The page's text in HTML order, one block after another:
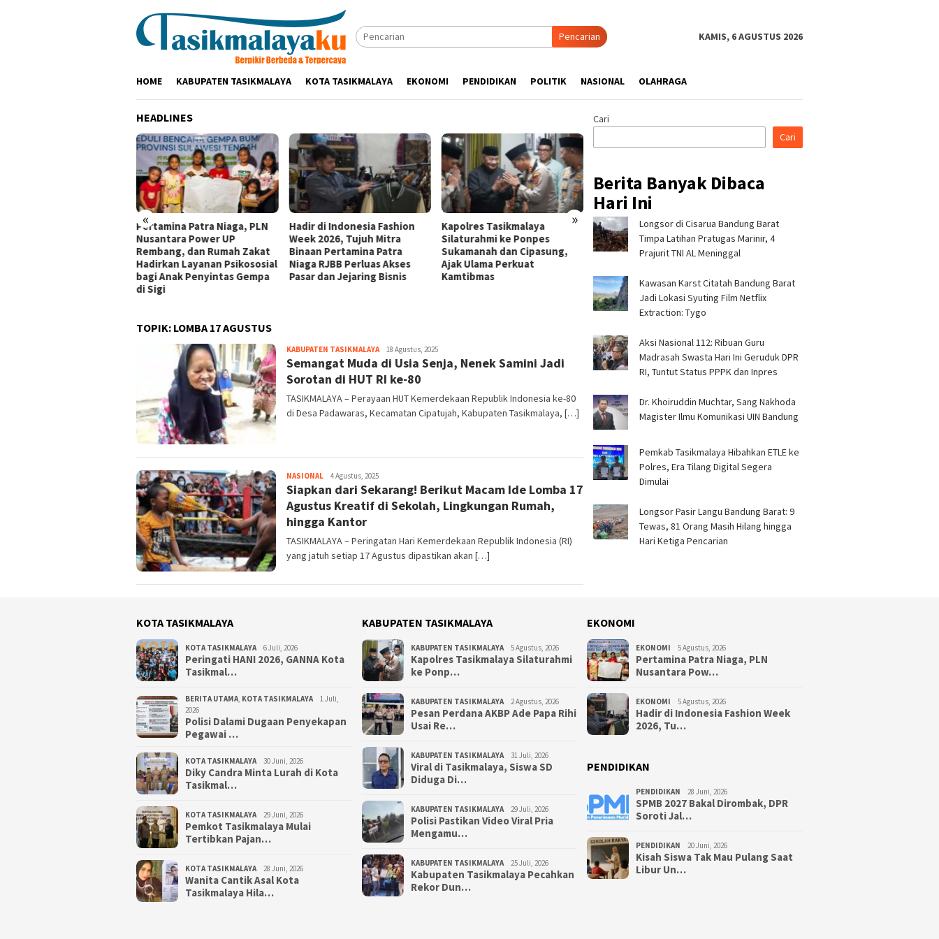
Pencarian KAMIS, 6 AGUSTUS 2026
HOME KABUPATEN TASIKMALAYA KOTA TASIKMALAYA EKONOMI PENDIDIKAN POLITIK NASIONAL OLAHRAGA
HEADLINES
« »
Pertamina Patra Niaga, PLN
Nusantara Power UP
Rembang, dan Rumah Zakat
Hadirkan Layanan Psikososial
bagi Anak Penyintas Gempa
di Sigi
Hadir di Indonesia Fashion
Week 2026, Tujuh Mitra
Binaan Pertamina Patra
Niaga RJBB Perluas Akses
Pasar dan Jejaring Bisnis
Kapolres Tasikmalaya
Silaturahmi ke Ponpes
Sukamanah dan Cipasung,
Ajak Ulama Perkuat
Kamtibmas
Pertamina Patra Niaga RJBB
Tampilkan Inovasi Tukar
Jerami kepada Staf Khusus
Pertamina Patra Niaga
Tindak Tegas Pelanggaran
TOPIK: LOMBA 17 AGUSTUS
KABUPATEN TASIKMALAYATim
Redaksi
18 Agustus, 2025
Semangat Muda di Usia Senja, Nenek Samini Jadi
Sorotan di HUT RI ke-80
TASIKMALAYA – Perayaan HUT Kemerdekaan Republik Indonesia ke-80
di Desa Padawaras, Kecamatan Cipatujah, Kabupaten Tasikmalaya, […]
NASIONAL Tim
Redaksi
4 Agustus, 2025
Siapkan dari Sekarang! Berikut Macam Ide Lomba 17
Agustus Kreatif di Sekolah, Lingkungan Rumah,
hingga Kantor
TASIKMALAYA – Peringatan Hari Kemerdekaan Republik Indonesia (RI)
yang jatuh setiap 17 Agustus dipastikan akan […]
Cari
Cari
Berita Banyak Dibaca
Hari Ini
Longsor di Cisarua Bandung Barat
Timpa Latihan Pra­tugas Marinir, 4
Prajurit TNI AL Meninggal
Kawasan Karst Citatah Bandung Barat
Jadi Lokasi Syuting Film Netflix
Extraction: Tygo
Aksi Nasional 112: Ribuan Guru
Madrasah Swasta Hari Ini Geruduk DPR
RI, Tuntut Status PPPK dan Inpres
Dr. Khoiruddin Muchtar, Sang Nakhoda
Magister Ilmu Komunikasi UIN Bandung
Pemkab Tasikmalaya Hibahkan ETLE ke
Polres, Era Tilang Digital Segera
Dimulai
Longsor Pasir Langu Bandung Barat: 9
Tewas, 81 Orang Masih Hilang hingga
Hari Ketiga Pencarian
KOTA TASIKMALAYA
KOTA TASIKMALAYA 6 Juli, 2026
Peringati HANI 2026, GANNA Kota
Tasikmal…
BERITA UTAMA KOTA TASIKMALAYA
1 Juli,
2026
Polisi Dalami Dugaan Penyekapan
Pegawai …
KOTA TASIKMALAYA 30 Juni, 2026
Diky Candra Minta Lurah di Kota
Tasikmal…
KOTA TASIKMALAYA 29 Juni, 2026
Pemkot Tasikmalaya Mulai
Tertibkan Pajan…
KOTA TASIKMALAYA 28 Juni, 2026
Wanita Cantik Asal Kota
Tasikmalaya Hila…
KABUPATEN TASIKMALAYA
KABUPATEN TASIKMALAYA 5 Agustus, 2026
Kapolres Tasikmalaya Silaturahmi
ke Ponp…
KABUPATEN TASIKMALAYA 2 Agustus, 2026
Pesan Perdana AKBP Ade Papa Rihi
Usai Re…
KABUPATEN TASIKMALAYA 31 Juli, 2026
Viral di Tasikmalaya, Siswa SD
Diduga Di…
KABUPATEN TASIKMALAYA 29 Juli, 2026
Polisi Pastikan Video Viral Pria
Mengamu…
KABUPATEN TASIKMALAYA 25 Juli, 2026
Kabupaten Tasikmalaya Pecahkan
Rekor Dun…
EKONOMI
EKONOMI 5 Agustus, 2026
Pertamina Patra Niaga, PLN
Nusantara Pow…
EKONOMI 5 Agustus, 2026
Hadir di Indonesia Fashion Week
2026, Tu…
PENDIDIKAN
PENDIDIKAN 28 Juni, 2026
SPMB 2027 Bakal Dirombak, DPR
Soroti Jal…
PENDIDIKAN 20 Juni, 2026
Kisah Siswa Tak Mau Pulang Saat
Libur Un…